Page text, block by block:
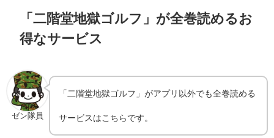
「二階堂地獄ゴルフ」が全巻読めるお
得なサービス
ゼン隊員
「二階堂地獄ゴルフ」がアプリ以外でも全巻読める
サービスはこちらです。